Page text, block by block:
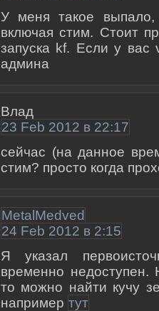
У меня такое выпало,
включая стим. Стоит
запуска kf. Если у вас
админа
Влад
23 Feb 2012 в 22:17
сейчас (на данное
стим? просто когда
MetalMedved
24 Feb 2012 в 2:15
Я указал
временно недоступен.
то можно найти кучу
например тут